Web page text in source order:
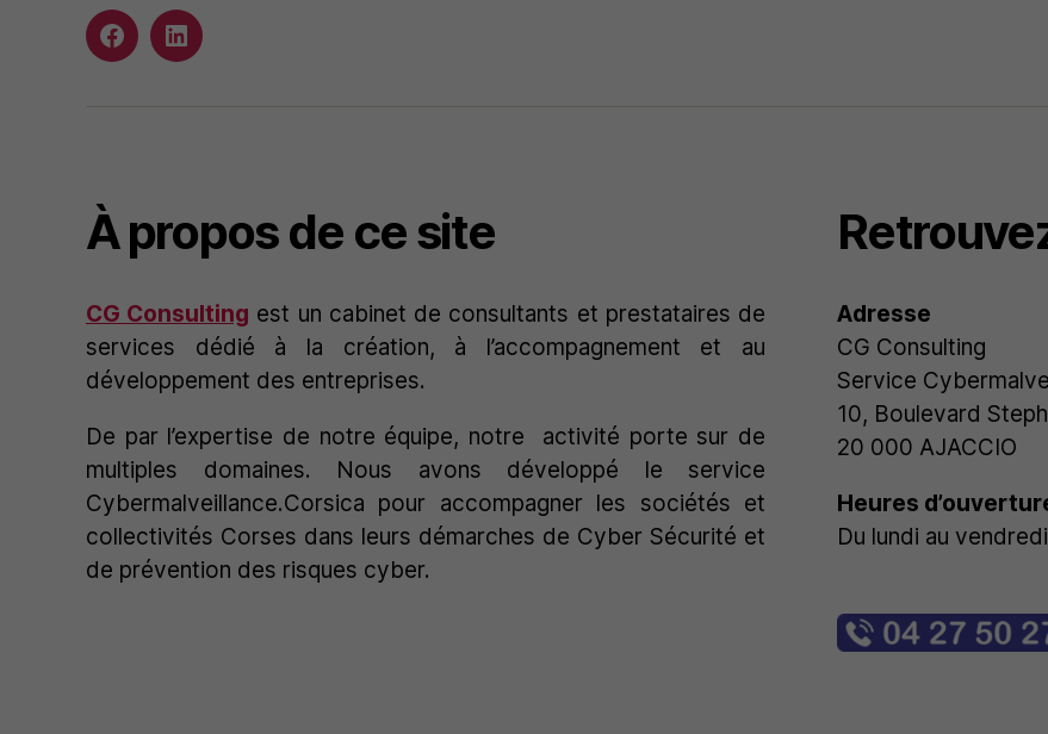
FacebookInstagram
À propos de ce site
CG Consulting est un cabinet de consultants et prestataires de
services dédié à la création, à l’accompagnement et au
développement des entreprises.
De par l’expertise de notre équipe, notre activité porte sur de
multiples domaines. Nous avons développé le service
Cybermalveillance.Corsica pour accompagner les sociétés et
collectivités Corses dans leurs démarches de Cyber Sécurité et
de prévention des risques cyber.
Adresse
CG Consulting
Service
10, Boulevard
20 000 AJACCIO
Heures
Du lundi au